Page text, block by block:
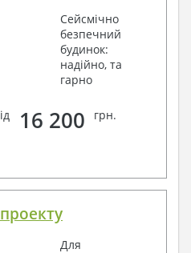
Сейсмічно
безпечний
будинок:
надійно, та
гарно
16 200 грн.
Для